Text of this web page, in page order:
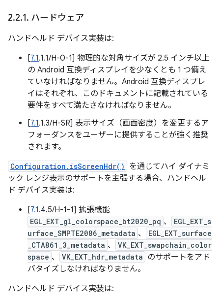
2.2.1. ハードウェア
ハンドヘルド デバイス実装は:
[7.1.1.1/H-0-1] 物理的な対角サイズが 2.5 インチ以上
の Android 互換ディスプレイを少なくとも 1 つ備え
ていなければなりません。Android 互換ディスプレ
イはそれぞれ、このドキュメントに記載されている
要件をすべて満たさなければなりません。
[7.1.1.3/H-SR] 表示サイズ（画面密度）を変更するア
フォーダンスをユーザーに提供することが強く推奨
されます。
Configuration.isScreenHdr()
を通じてハイ ダイナミ
ック レンジ表示のサポートを主張する場合、ハンドヘル
ド デバイス実装は:
[7.1.4.5/H-1-1] 拡張機能
EGL_EXT_gl_colorspace_bt2020_pq 、
EGL_EXT_s
urface_SMPTE2086_metadata 、
EGL_EXT_surface
_CTA861_3_metadata 、
VK_EXT_swapchain_color
space 、 VK_EXT_hdr_metadata のサポートをアド
バタイズしなければなりません。
ハンドヘルド デバイス実装は: